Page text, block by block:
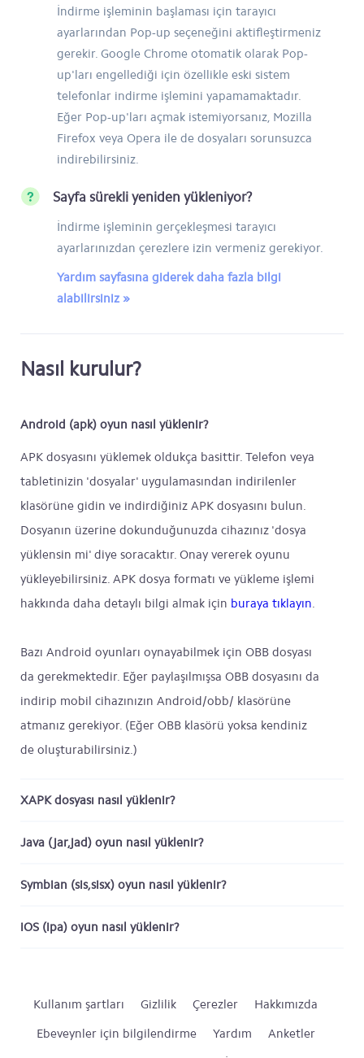
İndirme işleminin başlaması için tarayıcı
ayarlarından Pop-up seçeneğini aktifleştirmeniz
gerekir. Google Chrome otomatik olarak Pop-
up'ları engellediği için özellikle eski sistem
telefonlar indirme işlemini yapamamaktadır.
Eğer Pop-up'ları açmak istemiyorsanız, Mozilla
Firefox veya Opera ile de dosyaları sorunsuzca
indirebilirsiniz.
Sayfa sürekli yeniden yükleniyor?
İndirme işleminin gerçekleşmesi tarayıcı
ayarlarınızdan çerezlere izin vermeniz gerekiyor.
Yardım sayfasına giderek daha fazla bilgi
alabilirsiniz »
Nasıl kurulur?
Android (apk) oyun nasıl yüklenir?
APK dosyasını yüklemek oldukça basittir. Telefon veya
tabletinizin 'dosyalar' uygulamasından indirilenler
klasörüne gidin ve indirdiğiniz APK dosyasını bulun.
Dosyanın üzerine dokunduğunuzda cihazınız 'dosya
yüklensin mi' diye soracaktır. Onay vererek oyunu
yükleyebilirsiniz. APK dosya formatı ve yükleme işlemi
hakkında daha detaylı bilgi almak için buraya tıklayın.
Bazı Android oyunları oynayabilmek için OBB dosyası
da gerekmektedir. Eğer paylaşılmışsa OBB dosyasını da
indirip mobil cihazınızın Android/obb/ klasörüne
atmanız gerekiyor. (Eğer OBB klasörü yoksa kendiniz
de oluşturabilirsiniz.)
XAPK dosyası nasıl yüklenir?
Java (jar,jad) oyun nasıl yüklenir?
Symbian (sis,sisx) oyun nasıl yüklenir?
iOS (ipa) oyun nasıl yüklenir?
Kullanım şartları Gizlilik Çerezler
Hakkımızda
Ebeveynler için bilgilendirme
Yardım
Anketler